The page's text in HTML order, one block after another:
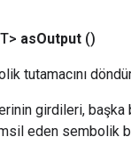
asOutput ()
tutamacını
girdileri, başka
eden sembolik